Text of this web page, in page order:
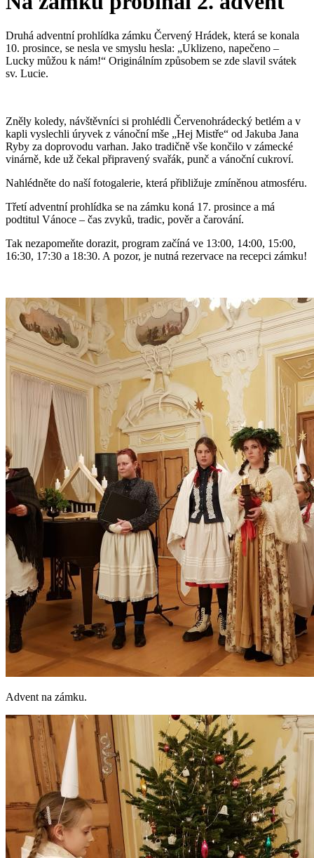
Druhá adventní prohlídka zámku Červený Hrádek, která se konala
10. prosince, se nesla ve smyslu hesla: „Uklizeno, napečeno –
Lucky můžou k nám!“ Originálním způsobem se zde slavil svátek
sv. Lucie.
Zněly koledy, návštěvníci si prohlédli Červenohrádecký betlém a v
kapli vyslechli úryvek z vánoční mše „Hej Mistře“ od Jakuba Jana
Ryby za doprovodu varhan. Jako tradičně vše končilo v zámecké
vinárně, kde už čekal připravený svařák, punč a vánoční cukroví.
Nahlédněte do naší fotogalerie, která přibližuje zmíněnou atmosféru.
Třetí adventní prohlídka se na zámku koná 17. prosince a má
podtitul Vánoce – čas zvyků, tradic, pověr a čarování.
Tak nezapomeňte dorazit, program začíná ve 13:00, 14:00, 15:00,
16:30, 17:30 a 18:30. A pozor, je nutná rezervace na recepci zámku!
Advent na zámku.